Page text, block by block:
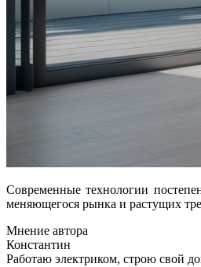
Современные технологии постепенно трансформируют строительную индустрию, позволяя значительно сокращать затраты и повышать эффективность процессов. В условиях динамично
меняющегося рынка и растущих
Мнение автора
Константин
Работаю электриком, строю свой